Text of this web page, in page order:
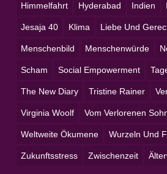
Himmelfahrt Hyderabad Indien
Jesaja 40 Klima Liebe Und
Menschenbild Menschenwürde
Scham Social Empowerment
The New Diary Tristine Rainer
Virginia Woolf Vom Verlorenen
Weltweite Ökumene Wurzeln Und
Zukunftsstress Zwischenzeit